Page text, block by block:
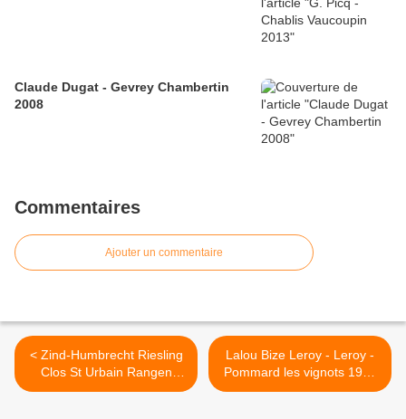
Claude Dugat - Gevrey Chambertin
2008
Commentaires
Ajouter un commentaire
< Zind-Humbrecht Riesling
Clos St Urbain Rangen
1996
Lalou Bize Leroy - Leroy -
Pommard les vignots 1999
>